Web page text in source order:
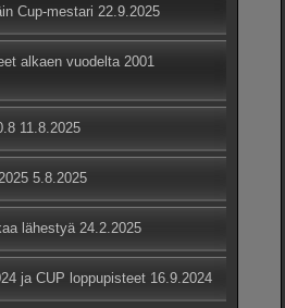
Cup-mestari 22.9.2025
alkaen vuodelta 2001
11.8.2025
5.8.2025
lähestyä 24.2.2025
ja CUP loppupisteet 16.9.2024